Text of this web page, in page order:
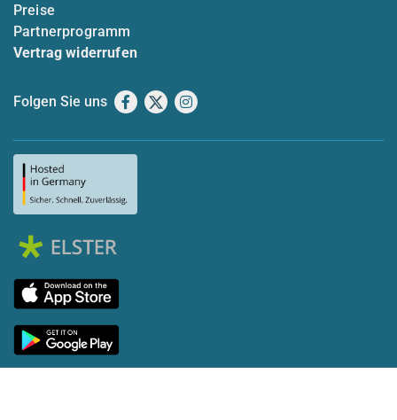
Preise
Partnerprogramm
Vertrag widerrufen
Folgen Sie uns Facebook
X Instagram